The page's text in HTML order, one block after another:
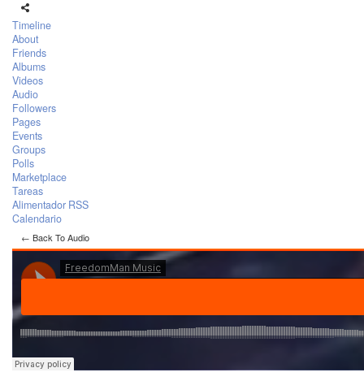
Timeline
About
Friends
Albums
Videos
Audio
Followers
Pages
Events
Groups
Polls
Marketplace
Tareas
Alimentador RSS
Calendario
← Back To Audio